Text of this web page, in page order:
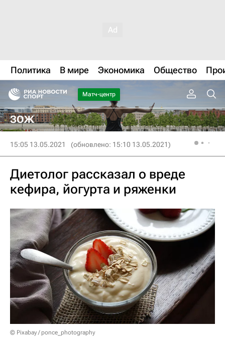
Политика В мире Экономика Общество
Матч-центр
ЗОЖ
15:05 13.05.2021 (обновлено: 15:10 13.05.2021)
Диетолог рассказал о вреде
кефира, йогурта и ряженки
© Pixabay / ponce_photography